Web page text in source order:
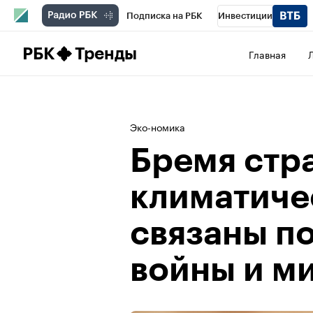
Подписка на РБК Инвестиции
РБК Тренды Главная
Эко-номика
Бремя
связаны
войны и